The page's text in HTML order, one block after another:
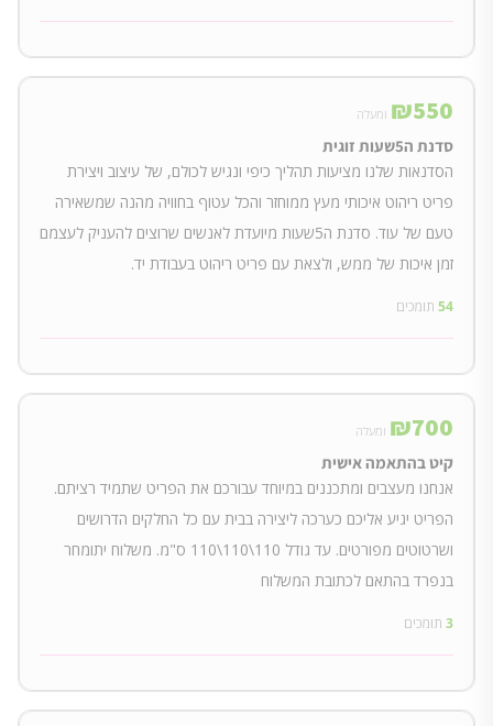
₪550 ומעלה
סדנת ה5שעות זוגית
הסדנאות שלנו מציעות תהליך כיפי ונגיש לכולם, של עיצוב ויצירת
פריט ריהוט איכותי מעץ ממוחזר והכל עטוף בחוויה מהנה שמשאירה
טעם של עוד. סדנת ה5שעות מיועדת לאנשים שרוצים להעניק לעצמם
זמן איכות של ממש, ולצאת עם פריט ריהוט בעבודת יד.
54 תומכים
₪700 ומעלה
קיט בהתאמה אישית
אנחנו מעצבים ומתכננים במיוחד עבורכם את הפריט שתמיד רציתם.
הפריט יגיע אליכם כערכה ליצירה בבית עם כל החלקים הדרושים
ושרטוטים מפורטים. עד גודל 110\110\110 ס"מ. משלוח יתומחר
בנפרד בהתאם לכתובת המשלוח
3 תומכים